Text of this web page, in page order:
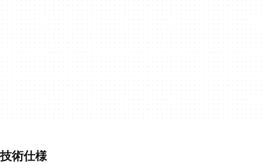
技術仕様